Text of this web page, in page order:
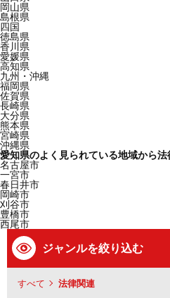
岡山県
島根県
四国
徳島県
香川県
愛媛県
高知県
九州・沖縄
福岡県
佐賀県
長崎県
大分県
熊本県
宮崎県
沖縄県
愛知県のよく見られている地域から
名古屋市
一宮市
春日井市
岡崎市
刈谷市
豊橋市
西尾市
ジャンルを絞り込む
すべて 法律関連